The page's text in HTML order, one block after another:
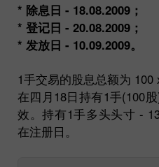
* 除息日 - 18.08.2009；
* 登记日 - 20.08.2009；
* 发放日 - 10.09.2009。
1手交易的股息总额为 100
在四月18日持有1手(100
效。持有1手多头头寸 -
在注册日。